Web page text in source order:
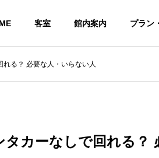
客室 館内案内 プラン
る？ 必要な人・いらない人
タカーなしで回れる？